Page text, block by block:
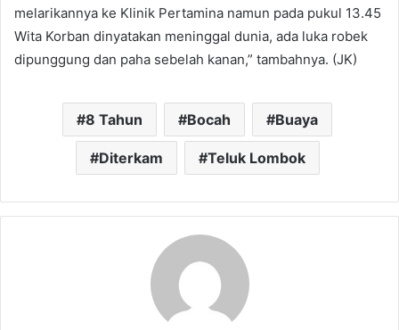
melarikannya ke Klinik Pertamina namun pada pukul 13.45
Wita Korban dinyatakan meninggal dunia, ada luka robek
dipunggung dan paha sebelah kanan,” tambahnya. (JK)
8 Tahun Bocah Buaya
Diterkam Teluk Lombok